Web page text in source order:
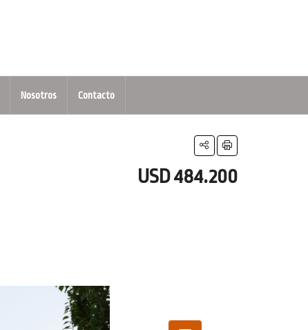
Nosotros Contacto
USD 484.200